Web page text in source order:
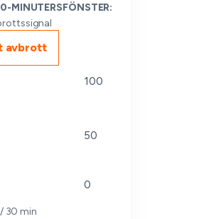
MINUTERSFÖNSTER:
avbrott
100
50
0
30 min